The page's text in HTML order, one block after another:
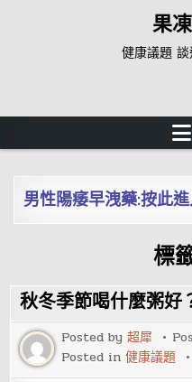
果
健康議題
男性陽痿早洩藥:按此
標
秋冬季節喝什麼粥好
Posted by超犀
Posted in健康議題